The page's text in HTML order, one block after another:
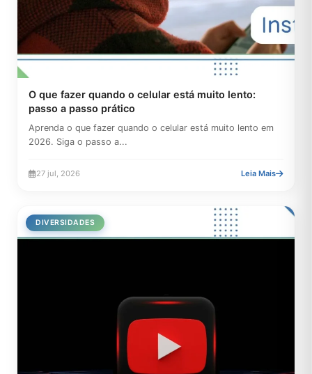
O que fazer quando o celular está muito lento:
passo a passo prático
Aprenda o que fazer quando o celular está muito lento em
2026. Siga o passo a...
27 jul, 2026 Leia Mais
DIVERSIDADES